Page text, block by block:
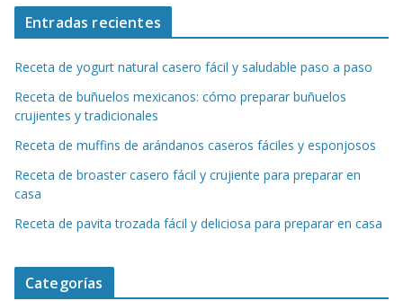
Entradas recientes
Receta de yogurt natural casero fácil y saludable paso a paso
Receta de buñuelos mexicanos: cómo preparar buñuelos
crujientes y tradicionales
Receta de muffins de arándanos caseros fáciles y esponjosos
Receta de broaster casero fácil y crujiente para preparar en
casa
Receta de pavita trozada fácil y deliciosa para preparar en casa
Categorías